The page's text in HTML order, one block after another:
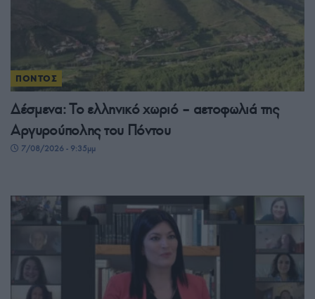
ΠΟΝΤΟΣ
Δέσμενα: Το ελληνικό χωριό – αετοφωλιά της
Αργυρούπολης του Πόντου
7/08/2026 - 9:35μμ